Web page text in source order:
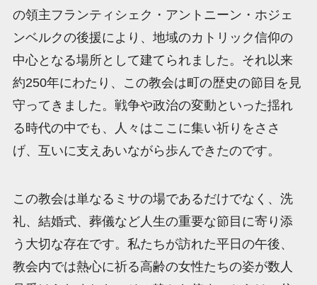
の領主フランティシェク・アントニーン・ホジェ
ンベルクの後援により、地域のカトリック信仰の
中心となる場所として建てられました。それ以来
約250年にわたり、この教会は町の歴史の節目を見
守ってきました。戦争や政治の変動といった揺れ
る時代の中でも、人々はここに集い祈りをささ
げ、互いに支えあいながら歩んできたのです。
この教会は単なるミサの場であるだけでなく、洗
礼、結婚式、葬儀など人生の重要な節目に寄り添
う大切な存在です。私たちが訪れた平日の午後、
教会内では熱心に祈る高齢の女性たちの姿が数人